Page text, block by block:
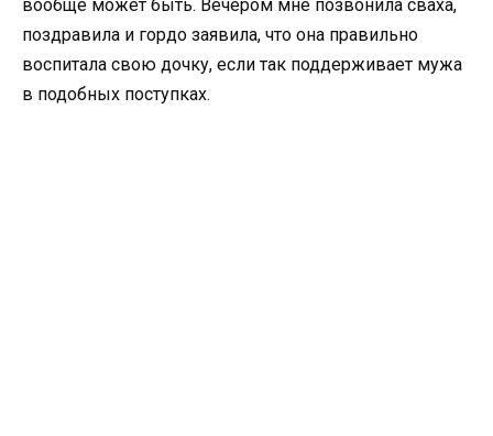
вообще может быть. Вечером мне позвонила сваха,
поздравила и гордо заявила, что она правильно
воспитала свою дочку, если так поддерживает мужа
в подобных поступках.